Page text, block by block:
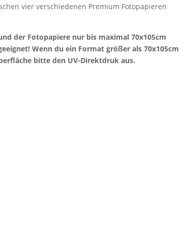
vier verschiedenen Premium Fotopapieren
der Fotopapiere nur bis maximal 70x105cm
Wenn du ein Format größer als 70x105cm
bitte den UV-Direktdruk aus.